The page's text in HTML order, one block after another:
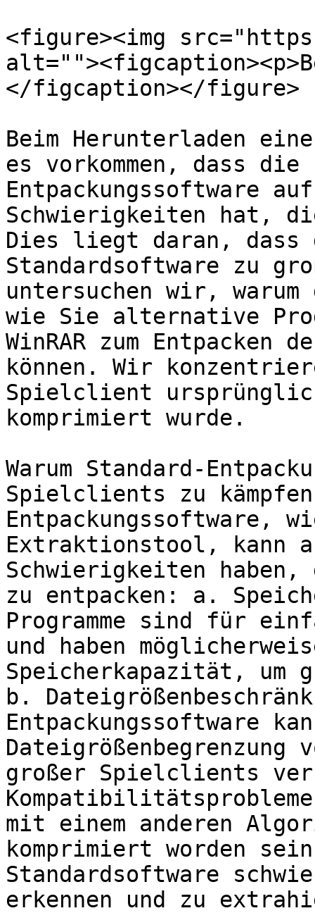
<figure><img
</figcaption></figure>
Beim Herunterladen
es vorkommen, dass die
Entpackungssoftware
Schwierigkeiten hat,
Dies liegt daran,
Standardsoftware zu
untersuchen wir,
wie Sie alternative
WinRAR zum Entpacken
können. Wir
Spielclient
komprimiert wurde.
Warum Standard-
Spielclients zu
Entpackungssoftware,
Extraktionstool, kann
Schwierigkeiten
zu entpacken: a.
Programme sind für
und haben
Speicherkapazität, um
b.
Entpackungssoftware
großer Spielclients
mit einem anderen
komprimiert worden
Standardsoftware
erkennen und zu